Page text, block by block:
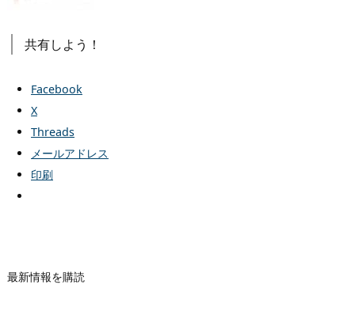
共有しよう！
Facebook
X
Threads
メールアドレス
印刷
最新情報を購読